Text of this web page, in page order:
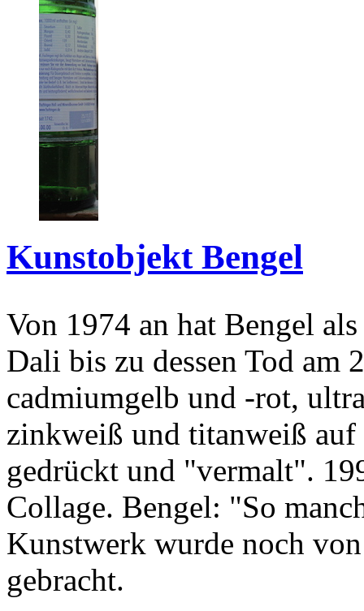
Kunstobjekt Bengel
Von 1974 an hat Bengel
Dali bis zu dessen Tod am
cadmiumgelb und -rot,
zinkweiß und titanweiß
gedrückt und "vermalt".
Collage. Bengel: "So
Kunstwerk wurde noch
gebracht.